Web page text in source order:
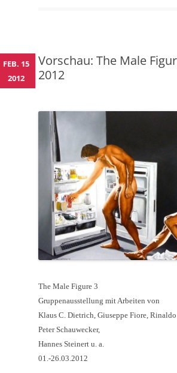
Vorschau: The Male
2012
The Male Figure 3
Gruppenausstellung mit Arbeiten von
Klaus C. Dietrich, Giuseppe Fiore,
Peter Schauwecker,
Hannes Steinert u. a.
01.-26.03.2012
FEB. 15
2012